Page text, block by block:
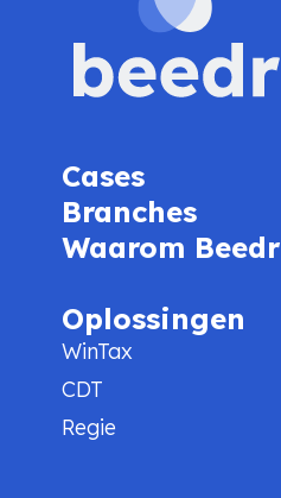
Cases
Branches
Waarom Beedr
Oplossingen
WinTax
CDT
Regie